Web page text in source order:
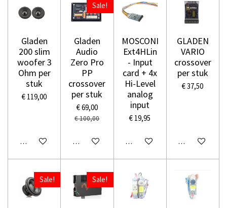
Gladen
200 slim
woofer 3
Ohm per
stuk
€ 119,00
In winkelwagen
Sale!
Gladen
Audio
Zero Pro
PP
crossover
per stuk
€ 69,00
€ 100,00
In winkelwagen
MOSCONI
Ext4HLin
- Input
card + 4x
Hi-Level
analog
input
€ 19,95
In winkelwagen
GLADEN
VARIO
crossover
per stuk
€ 37,50
In winkelwagen
Sale! Sale!